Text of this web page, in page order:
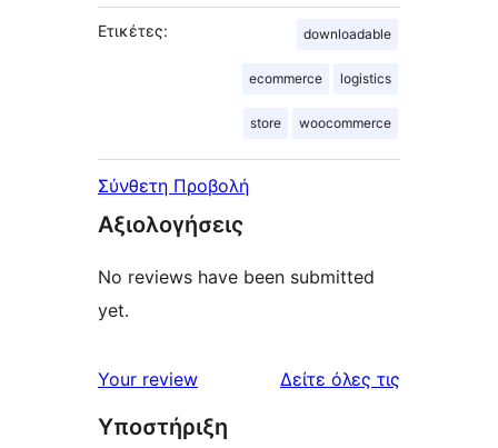
Ετικέτες: downloadable
ecommerce logistics
store woocommerce
Σύνθετη Προβολή
Αξιολογήσεις
No reviews have been submitted
yet.
Your review Δείτε όλες τις
Υποστήριξη